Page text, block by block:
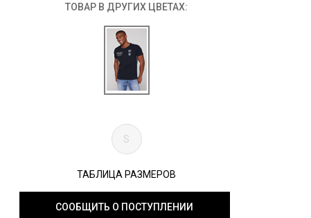
ТОВАР В ДРУГИХ ЦВЕТАХ:
S
ТАБЛИЦА РАЗМЕРОВ
СООБЩИТЬ О ПОСТУПЛЕНИИ